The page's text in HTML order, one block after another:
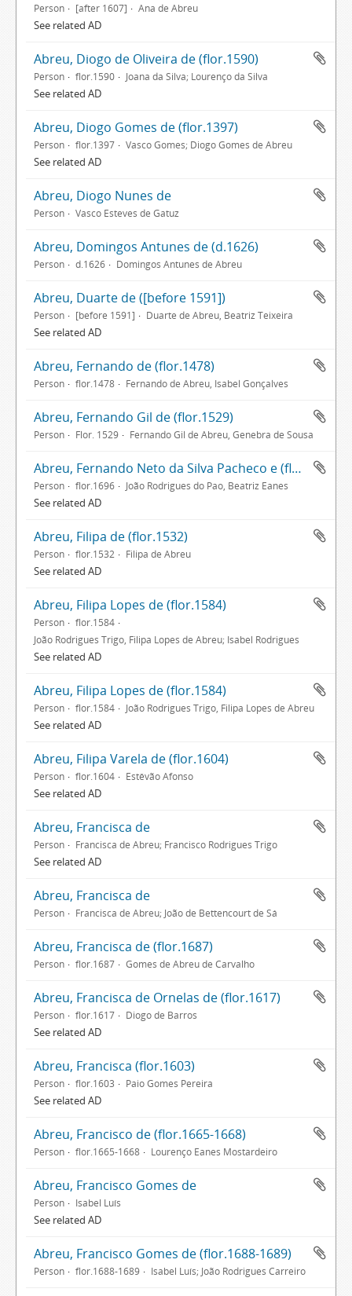
Person [after 1607] Ana de Abreu
See related AD
Abreu, Diogo de Oliveira de (flor.1590)
Person flor.1590 Joana da Silva; Lourenço da Silva
See related AD
Abreu, Diogo Gomes de (flor.1397)
Person flor.1397 Vasco Gomes; Diogo Gomes de Abreu
See related AD
Abreu, Diogo Nunes de
Person Vasco Esteves de Gatuz
Abreu, Domingos Antunes de (d.1626)
Person d.1626 Domingos Antunes de Abreu
Abreu, Duarte de ([before 1591])
Person [before 1591] Duarte de Abreu, Beatriz Teixeira
See related AD
Abreu, Fernando de (flor.1478)
Person flor.1478 Fernando de Abreu, Isabel Gonçalves
Abreu, Fernando Gil de (flor.1529)
Person Flor. 1529 Fernando Gil de Abreu, Genebra de Sousa
Abreu, Fernando Neto da Silva Pacheco e (flor.1696)
Person flor.1696 João Rodrigues do Pao, Beatriz Eanes
See related AD
Abreu, Filipa de (flor.1532)
Person flor.1532 Filipa de Abreu
See related AD
Abreu, Filipa Lopes de (flor.1584)
Person
flor.1584
João Rodrigues Trigo, Filipa Lopes de Abreu; Isabel Rodrigues
See related AD
Abreu, Filipa Lopes de (flor.1584)
Person flor.1584 João Rodrigues Trigo, Filipa Lopes de Abreu
See related AD
Abreu, Filipa Varela de (flor.1604)
Person flor.1604 Estêvão Afonso
See related AD
Abreu, Francisca de
Person Francisca de Abreu; Francisco Rodrigues Trigo
See related AD
Abreu, Francisca de
Person Francisca de Abreu; João de Bettencourt de Sá
Abreu, Francisca de (flor.1687)
Person flor.1687 Gomes de Abreu de Carvalho
Abreu, Francisca de Ornelas de (flor.1617)
Person flor.1617 Diogo de Barros
See related AD
Abreu, Francisca (flor.1603)
Person flor.1603 Paio Gomes Pereira
See related AD
Abreu, Francisco de (flor.1665-1668)
Person flor.1665-1668 Lourenço Eanes Mostardeiro
Abreu, Francisco Gomes de
Person Isabel Luís
See related AD
Abreu, Francisco Gomes de (flor.1688-1689)
Person flor.1688-1689 Isabel Luís; João Rodrigues Carreiro